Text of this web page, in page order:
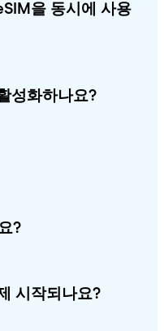
을 동시에 사용
성화하나요?
?
시작되나요?